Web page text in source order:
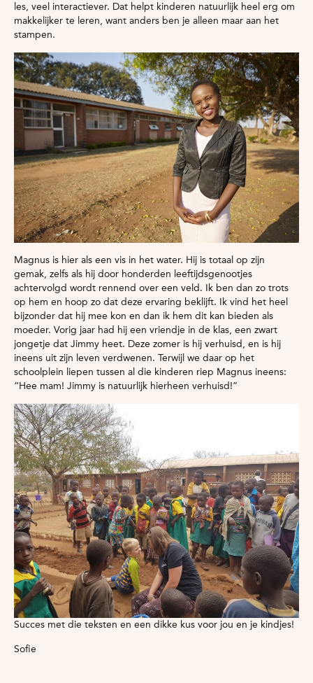
les, veel interactiever. Dat helpt kinderen natuurlijk heel erg om
makkelijker te leren, want anders ben je alleen maar aan het
stampen.
Magnus is hier als een vis in het water. Hij is totaal op zijn
gemak, zelfs als hij door honderden leeftijdsgenootjes
achtervolgd wordt rennend over een veld. Ik ben dan zo trots
op hem en hoop zo dat deze ervaring beklijft. Ik vind het heel
bijzonder dat hij mee kon en dan ik hem dit kan bieden als
moeder. Vorig jaar had hij een vriendje in de klas, een zwart
jongetje dat Jimmy heet. Deze zomer is hij verhuisd, en is hij
ineens uit zijn leven verdwenen. Terwijl we daar op het
schoolplein liepen tussen al die kinderen riep Magnus ineens:
“Hee mam! Jimmy is natuurlijk hierheen verhuisd!”
Succes met die teksten en een dikke kus voor jou en je kindjes!
Sofie